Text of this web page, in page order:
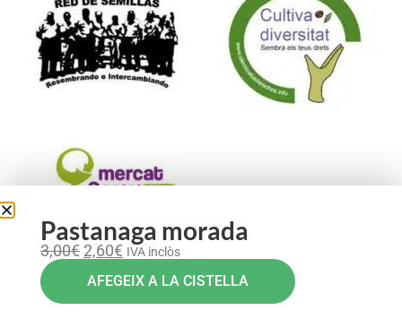
Pastanaga morada
3,00€ 2,60€ IVA inclòs
AFEGEIX A LA CISTELLA